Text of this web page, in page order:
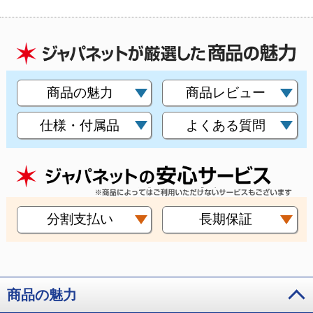
商品の魅力 商品レビュー
仕様・付属品 よくある質問
分割支払い 長期保証
商品の魅力